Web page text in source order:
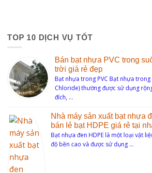
TOP 10 DỊCH VỤ TỐT
Bán bạt nhựa PVC trong
trời giá rẻ đẹp
Bạt nhựa trong PVC Bạt nhựa trong
Chloride) thường được sử dụng
đích, …
Nhà máy sản xuất bạt nhựa
bán lẻ bạt HDPE giá rẻ tại
Bạt nhựa đen HDPE là một loại vật
độ bền cao và được sử dụng …